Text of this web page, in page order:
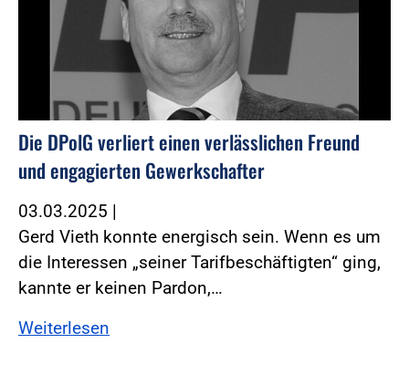
Die DPolG verliert einen verlässlichen Freund
und engagierten Gewerkschafter
03.03.2025 |
Gerd Vieth konnte energisch sein. Wenn es um
die Interessen „seiner Tarifbeschäftigten“ ging,
kannte er keinen Pardon,…
Weiterlesen